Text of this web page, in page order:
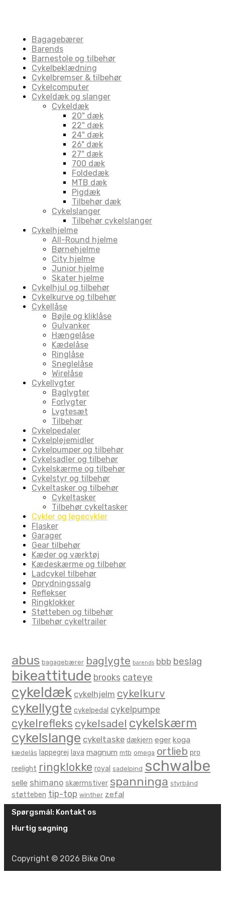
Bagagebærer
Barends
Barnestole og tilbehør
Cykelbeklædning
Cykelbremser & tilbehør
Cykelcomputer
Cykeldæk og slanger
Cykeldæk
20" dæk
22" dæk
24" dæk
26" dæk
27" dæk
700 dæk
Foldedæk
MTB dæk
Pigdæk
Tilbehør dæk
Cykelslanger
Tilbehør cykelslanger
Cykelhjelme
All-Round hjelme
Børnehjelme
City hjelme
Junior hjelme
Skater hjelme
Cykelhjul og tilbehør
Cykelkurve og tilbehør
Cykellåse
Bøjle og kliklåse
Gulvanker
Hængelåse
Kædelåse
Ringlåse
Sneglelåse
Wirelåse
Cykellygter
Baglygter
Forlygter
Lygtesæt
Tilbehør
Cykelpedaler
Cykelplejemidler
Cykelpumper og tilbehør
Cykelsadler og tilbehør
Cykelskærme og tilbehør
Cykelstyr og tilbehør
Cykeltasker og tilbehør
Cykeltasker
Tilbehør cykeltasker
Cykler og legecykler
Flasker
Garager
Gear tilbehør
Kæder og værktøj
Kædeskærme og tilbehør
Ladcykel tilbehør
Oprydningssalg
Reflekser
Ringklokker
Støtteben og tilbehør
Tilbehør cykeltrailer
abus bagagebærer baglygte barends bbb beslag
bikeattitude brooks cateye
cykeldæk cykelhjelm cykelkurv
cykellygte cykelpedal cykelpumpe
cykelrefleks cykelsadel cykelskærm
cykelslange cykeltaske dækjern eger koga
kædelås lappegrej lava magnum mtb omega ortlieb pro
reelight ringklokke royal sadelpind schwalbe
selle shimano skærmstiver spanninga styrbånd
støtteben tip-top winther zefal
Spørgsmål: Kontakt os
Hurtig søgning
Copyright © 2026 Bike One